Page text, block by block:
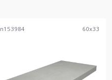
n153984 60x33